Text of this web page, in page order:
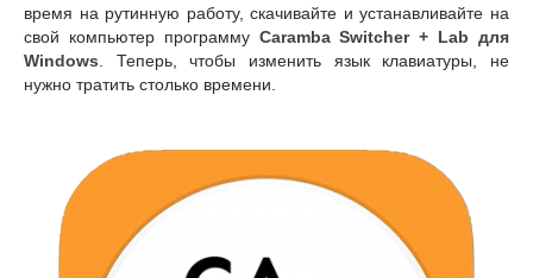
время на рутинную работу, скачивайте и устанавливайте на
свой компьютер программу Caramba Switcher + Lab для
Windows . Теперь, чтобы изменить язык клавиатуры, не
нужно тратить столько времени.